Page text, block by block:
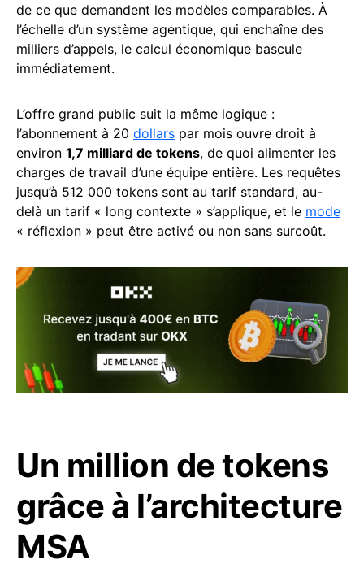
de ce que demandent les modèles comparables. À
l’échelle d’un système agentique, qui enchaîne des
milliers d’appels, le calcul économique bascule
immédiatement.
L’offre grand public suit la même logique :
l’abonnement à 20 dollars par mois ouvre droit à
environ 1,7 milliard de tokens, de quoi alimenter les
charges de travail d’une équipe entière. Les requêtes
jusqu’à 512 000 tokens sont au tarif standard, au-
delà un tarif « long contexte » s’applique, et le mode
« réflexion » peut être activé ou non sans surcoût.
Un million de tokens
grâce à l’architecture
MSA